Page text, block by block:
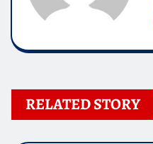
RELATED STORY